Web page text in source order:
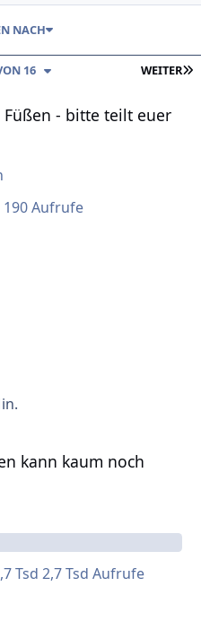
WEITER
16
NACH
Füßen - bitte teilt euer
190 Aufrufe
kann kaum noch
2,7 Tsd Aufrufe